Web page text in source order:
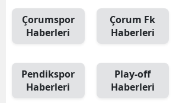
Çorumspor
Haberleri
Çorum Fk
Haberleri
Pendikspor
Haberleri
Play-off
Haberleri